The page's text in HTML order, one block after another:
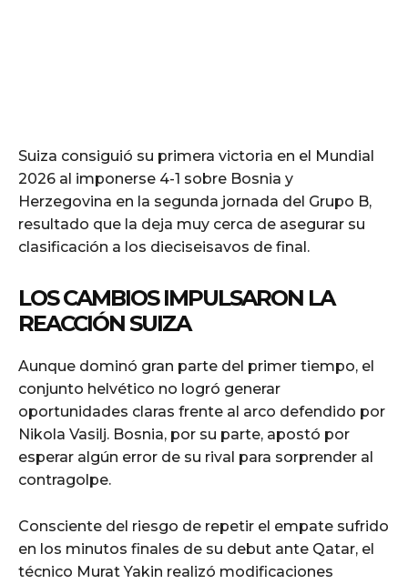
Suiza consiguió su primera victoria en el Mundial
2026 al imponerse 4-1 sobre Bosnia y
Herzegovina en la segunda jornada del Grupo B,
resultado que la deja muy cerca de asegurar su
clasificación a los dieciseisavos de final.
LOS CAMBIOS IMPULSARON LA
REACCIÓN SUIZA
Aunque dominó gran parte del primer tiempo, el
conjunto helvético no logró generar
oportunidades claras frente al arco defendido por
Nikola Vasilj. Bosnia, por su parte, apostó por
esperar algún error de su rival para sorprender al
contragolpe.
Consciente del riesgo de repetir el empate sufrido
en los minutos finales de su debut ante Qatar, el
técnico Murat Yakin realizó modificaciones